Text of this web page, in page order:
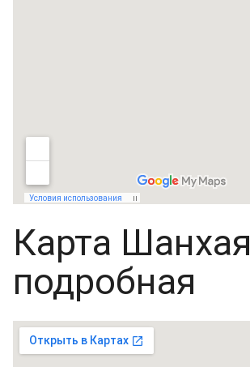
Карта Шанхая
подробная